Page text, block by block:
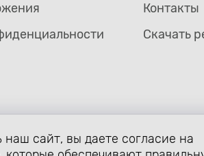
Контакты
Скачать
страницы avtozaryad.ru защищены
(статьи 1259 и 1260 главы 70
наш сайт, вы даете согласие на